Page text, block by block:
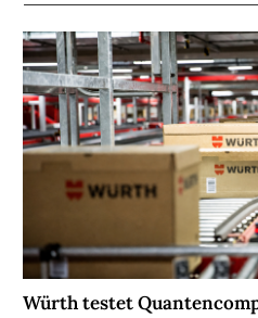
S
M
E
N
S
C
H
N
A
Würth testet